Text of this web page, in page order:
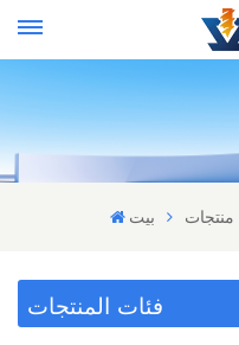
بيت منتجات
فئات المنتجات